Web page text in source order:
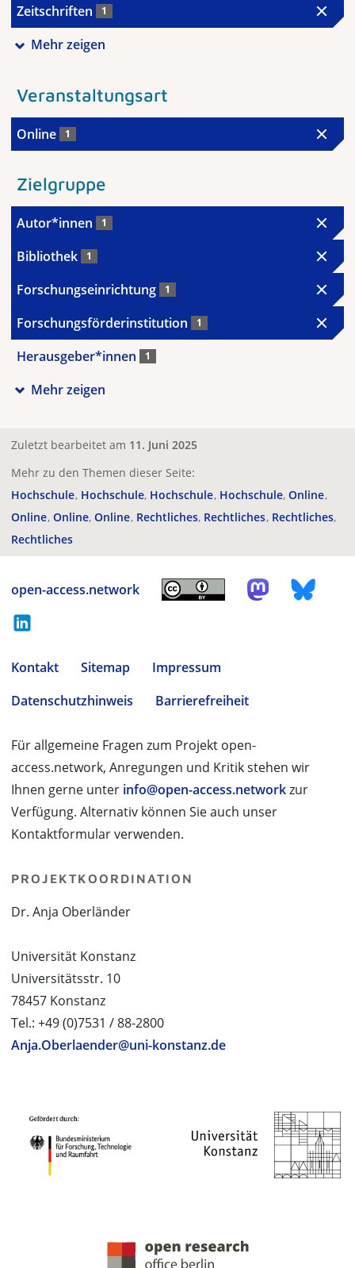
Zeitschriften 1
Mehr zeigen
Veranstaltungsart
Online 1
Zielgruppe
Autor*innen 1
Bibliothek 1
Forschungseinrichtung 1
Forschungsförderinstitution 1
Herausgeber*innen 1
Mehr zeigen
Zuletzt bearbeitet am 11. Juni 2025
Mehr zu den Themen dieser Seite:
Hochschule Hochschule Hochschule Hochschule Online
Online Online Online Rechtliches Rechtliches Rechtliches
Rechtliches
open-access.network
Kontakt Sitemap
Impressum
Datenschutzhinweis
Barrierefreiheit
Für allgemeine Fragen zum Projekt open-
access.network, Anregungen und Kritik stehen wir
Ihnen gerne unter info@open-access.networkzur
Verfügung. Alternativ können Sie auch unser
Kontaktformular verwenden.
PROJEKTKOORDINATION
Dr. Anja Oberländer
Universität Konstanz
Universitätsstr. 10
78457 Konstanz
Tel.: +49 (0)7531 / 88-2800
Anja.Oberlaender@uni-konstanz.de